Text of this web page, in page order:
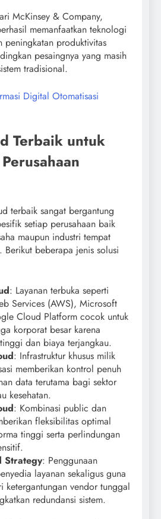
McKinsey & Company,
memanfaatkan teknologi
peningkatan produktivitas
pesaingnya yang masih
tradisional.
Digital Otomatisasi
Terbaik untuk
terbaik sangat bergantung
setiap perusahaan baik
maupun industri tempat
Berikut beberapa jenis solusi
: Layanan terbuka seperti
Services (AWS), Microsoft
Cloud Platform cocok untuk
korporat besar karena
dan biaya terjangkau.
: Infrastruktur khusus milik
memberikan kontrol penuh
data terutama bagi sektor
kesehatan.
: Kombinasi public dan
fleksibilitas optimal
tinggi serta perlindungan
Strategy: Penggunaan
layanan sekaligus guna
ketergantungan vendor tunggal
redundansi sistem.